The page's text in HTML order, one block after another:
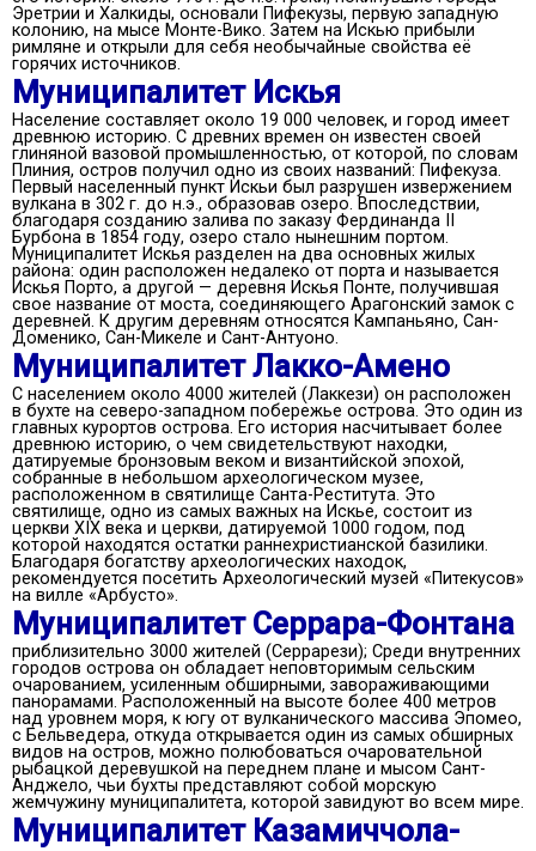
Эретрии и Халкиды, основали Пифекузы, первую западную
колонию, на мысе Монте-Вико. Затем на Искью прибыли
римляне и открыли для себя необычайные свойства её
горячих источников.
Муниципалитет Искья
Население составляет около 19 000 человек, и город имеет
древнюю историю. С древних времен он известен своей
глиняной вазовой промышленностью, от которой, по словам
Плиния, остров получил одно из своих названий: Пифекуза.
Первый населенный пункт Искьи был разрушен извержением
вулкана в 302 г. до н.э., образовав озеро. Впоследствии,
благодаря созданию залива по заказу Фердинанда II
Бурбона в 1854 году, озеро стало нынешним портом.
Муниципалитет Искья разделен на два основных жилых
района: один расположен недалеко от порта и называется
Искья Порто, а другой — деревня Искья Понте, получившая
свое название от моста, соединяющего Арагонский замок с
деревней. К другим деревням относятся Кампаньяно, Сан-
Доменико, Сан-Микеле и Сант-Антуоно.
Муниципалитет Лакко-Амено
С населением около 4000 жителей (Лаккези) он расположен
в бухте на северо-западном побережье острова. Это один из
главных курортов острова. Его история насчитывает более
древнюю историю, о чем свидетельствуют находки,
датируемые бронзовым веком и византийской эпохой,
собранные в небольшом археологическом музее,
расположенном в святилище Санта-Реститута. Это
святилище, одно из самых важных на Искье, состоит из
церкви XIX века и церкви, датируемой 1000 годом, под
которой находятся остатки раннехристианской базилики.
Благодаря богатству археологических находок,
рекомендуется посетить Археологический музей «Питекусов»
на вилле «Арбусто».
Муниципалитет Серрара-Фонтана
приблизительно 3000 жителей (Серрарези); Среди внутренних
городов острова он обладает неповторимым сельским
очарованием, усиленным обширными, завораживающими
панорамами. Расположенный на высоте более 400 метров
над уровнем моря, к югу от вулканического массива Эпомео,
с Бельведера, откуда открывается один из самых обширных
видов на остров, можно полюбоваться очаровательной
рыбацкой деревушкой на переднем плане и мысом Сант-
Анджело, чьи бухты представляют собой морскую
жемчужину муниципалитета, которой завидуют во всем мире.
Муниципалитет Казамиччола-